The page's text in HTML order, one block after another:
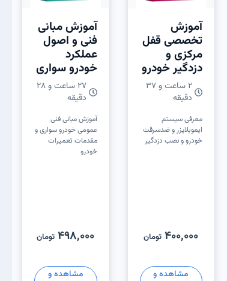
آموزش
تخصصی قفل
مرکزی و
دزدگیر خودرو
۲ ساعت و ۳۷
دقیقه
معرفی سیستم
ایموبلایزر و ضدسرقت
خودرو و نصب دزدگیر
400,000 تومان
مشاهده و
آموزش مبانی
فنی و اصول
عملکرد
خودرو سواری
۲۷ ساعت و ۲۸
دقیقه
آموزش مبانی فنی
عمومی خودرو سواری و
مقدمات تعمیرات
خودرو
498,000 تومان
مشاهده و